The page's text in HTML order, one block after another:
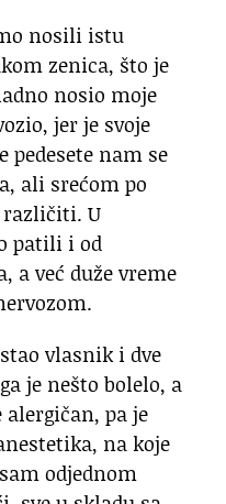
nosili istu
zenica, što je
nosio moje
jer je svoje
nam se
ali srećom po
U
patili i od
a već duže vreme
vlasnik i dve
je nešto bolelo, a
pa je
na koje
odjednom